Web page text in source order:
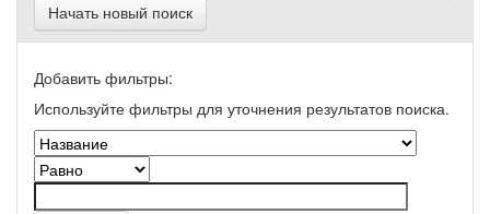
Начать новый поиск
Добавить фильтры:
Используйте фильтры для уточнения результатов поиска.